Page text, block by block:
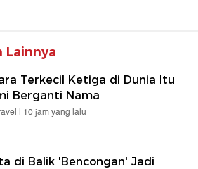
Terkecil Ketiga di Dunia Itu
Berganti Nama
| 10 jam yang lalu
di Balik 'Bencongan' Jadi